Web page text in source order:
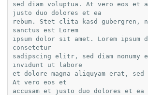
sed diam voluptua. At vero eos et
justo duo dolores et ea
rebum. Stet clita kasd gubergren,
sanctus est Lorem
ipsum dolor sit amet. Lorem ipsum
consetetur
sadipscing elitr, sed diam nonumy
invidunt ut labore
et dolore magna aliquyam erat, sed
At vero eos et
accusam et justo duo dolores et ea